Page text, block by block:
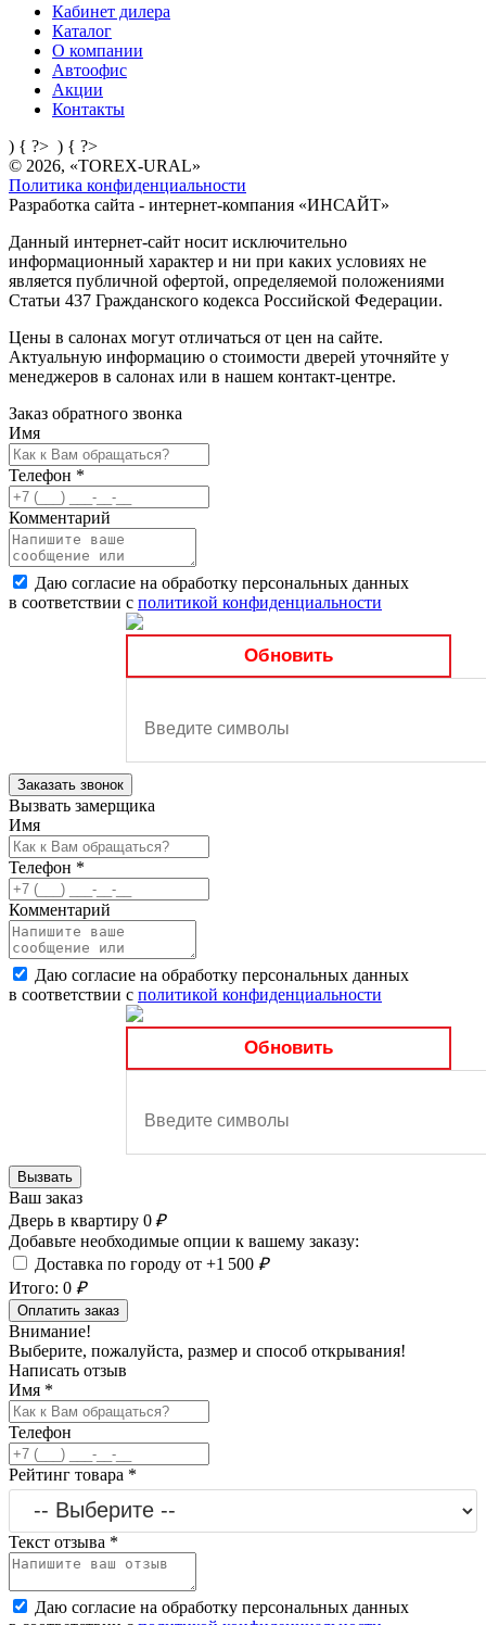
Кабинет дилера
Каталог
О компании
Автоофис
Акции
Контакты
) { ?> ) { ?>
© 2026, «TOREX-URAL»
Политика конфиденциальности
Разработка сайта - интернет-компания «ИНСАЙТ»
Данный интернет-сайт носит исключительно
информационный характер и ни при каких условиях не
является публичной офертой, определяемой положениями
Статьи 437 Гражданского кодекса Российской Федерации.
Цены в салонах могут отличаться от цен на сайте.
Актуальную информацию о стоимости дверей уточняйте у
менеджеров в салонах или в нашем контакт-центре.
Заказ обратного звонка
Имя
Телефон *
Комментарий
Даю согласие на обработку персональных данных
в соответствии с политикой конфиденциальности
Обновить
Заказать звонок
Вызвать замерщика
Имя
Телефон *
Комментарий
Даю согласие на обработку персональных данных
в соответствии с политикой конфиденциальности
Обновить
Вызвать
Ваш заказ
Дверь в квартиру 0₽
Добавьте необходимые опции к вашему заказу:
Доставка по городу от +1 500 ₽
Итого: 0 ₽
Оплатить заказ
Внимание!
Выберите, пожалуйста, размер и способ открывания!
Написать отзыв
Имя *
Телефон
Рейтинг товара *
Текст отзыва *
Даю согласие на обработку персональных данных